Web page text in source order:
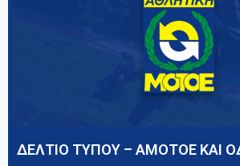
ΔΕΛΤΙΟ ΤΥΠΟΥ – ΑΜΟΤΟΕ ΚΑΙ